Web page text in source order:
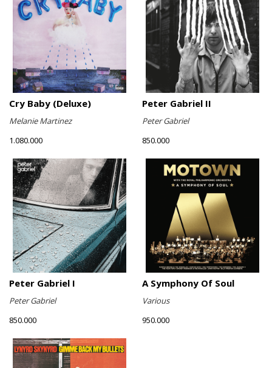
Cry Baby (Deluxe)
Melanie Martinez
1.080.000
Peter Gabriel II
Peter Gabriel
850.000
Peter Gabriel I
Peter Gabriel
850.000
A Symphony Of Soul
Various
950.000